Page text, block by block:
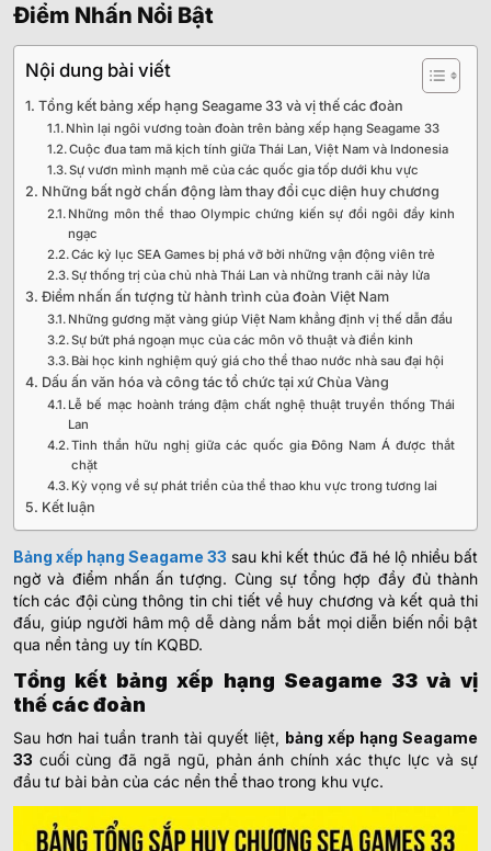
Điểm Nhấn Nổi Bật
Nội dung bài viết
Tổng kết bảng xếp hạng Seagame 33 và vị thế các đoàn
Nhìn lại ngôi vương toàn đoàn trên bảng xếp hạng Seagame 33
Cuộc đua tam mã kịch tính giữa Thái Lan, Việt Nam và Indonesia
Sự vươn mình mạnh mẽ của các quốc gia tốp dưới khu vực
Những bất ngờ chấn động làm thay đổi cục diện huy chương
Những môn thể thao Olympic chứng kiến sự đổi ngôi đầy kinh
ngạc
Các kỷ lục SEA Games bị phá vỡ bởi những vận động viên trẻ
Sự thống trị của chủ nhà Thái Lan và những tranh cãi nảy lửa
Điểm nhấn ấn tượng từ hành trình của đoàn Việt Nam
Những gương mặt vàng giúp Việt Nam khẳng định vị thế dẫn đầu
Sự bứt phá ngoạn mục của các môn võ thuật và điền kinh
Bài học kinh nghiệm quý giá cho thể thao nước nhà sau đại hội
Dấu ấn văn hóa và công tác tổ chức tại xứ Chùa Vàng
Lễ bế mạc hoành tráng đậm chất nghệ thuật truyền thống Thái
Lan
Tinh thần hữu nghị giữa các quốc gia Đông Nam Á được thắt
chặt
Kỳ vọng về sự phát triển của thể thao khu vực trong tương lai
Kết luận
Bảng xếp hạng Seagame 33 sau khi kết thúc đã hé lộ nhiều bất
ngờ và điểm nhấn ấn tượng. Cùng sự tổng hợp đầy đủ thành
tích các đội cùng thông tin chi tiết về huy chương và kết quả thi
đấu, giúp người hâm mộ dễ dàng nắm bắt mọi diễn biến nổi bật
qua nền tảng uy tín KQBD.
Tổng kết bảng xếp hạng Seagame 33 và vị
thế các đoàn
Sau hơn hai tuần tranh tài quyết liệt, bảng xếp hạng Seagame
33 cuối cùng đã ngã ngũ, phản ánh chính xác thực lực và sự
đầu tư bài bản của các nền thể thao trong khu vực.